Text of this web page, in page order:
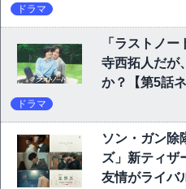
ドラマ
「ラストノ
寺西拓人だが
か？【第5話
ドラマ
ソン・ガン除
ズ」新ティ
友情がライバ